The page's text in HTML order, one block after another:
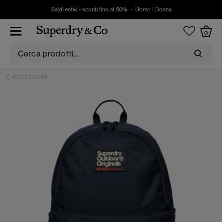
Saldi estivi - sconti fino al 50% - Uomo Donna
0
ACCESSORI